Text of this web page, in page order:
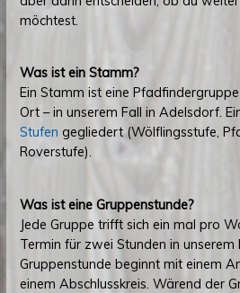
möchtest.
Was ist ein Stamm?
Ein Stamm ist eine
Ort – in unserem Fall in Adelsdorf.
Stufen gegliedert (Wölflingsstufe,
Roverstufe).
Was ist eine Gruppenstunde?
Jede Gruppe trifft sich ein mal pro
Termin für zwei Stunden in unserem
Gruppenstunde beginnt mit einem
einem Abschlusskreis. Wärend der